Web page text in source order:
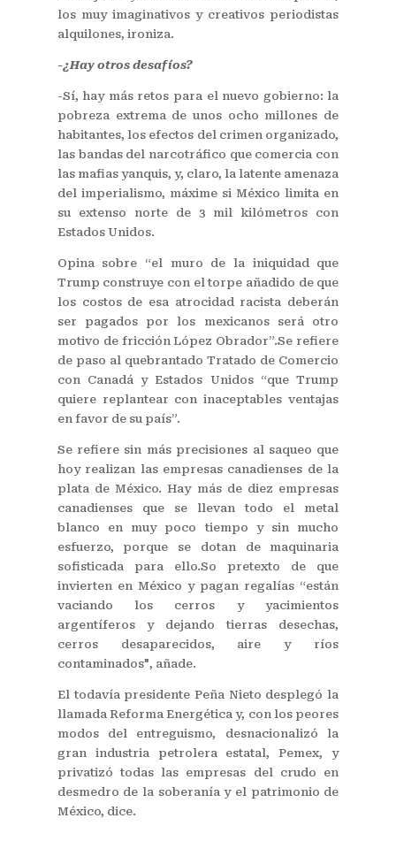
los muy imaginativos y creativos periodistas
alquilones, ironiza.
-¿Hay otros desafíos?
-Sí, hay más retos para el nuevo gobierno: la
pobreza extrema de unos ocho millones de
habitantes, los efectos del crimen organizado,
las bandas del narcotráfico que comercia con
las mafias yanquis, y, claro, la latente amenaza
del imperialismo, máxime si México limita en
su extenso norte de 3 mil kilómetros con
Estados Unidos.
Opina sobre “el muro de la iniquidad que
Trump construye con el torpe añadido de que
los costos de esa atrocidad racista deberán
ser pagados por los mexicanos será otro
motivo de fricción López Obrador”.Se refiere
de paso al quebrantado Tratado de Comercio
con Canadá y Estados Unidos “que Trump
quiere replantear con inaceptables ventajas
en favor de su país”.
Se refiere sin más precisiones al saqueo que
hoy realizan las empresas canadienses de la
plata de México. Hay más de diez empresas
canadienses que se llevan todo el metal
blanco en muy poco tiempo y sin mucho
esfuerzo, porque se dotan de maquinaria
sofisticada para ello.So pretexto de que
invierten en México y pagan regalías “están
vaciando los cerros y yacimientos
argentíferos y dejando tierras desechas,
cerros desaparecidos, aire y ríos
contaminados", añade.
El todavía presidente Peña Nieto desplegó la
llamada Reforma Energética y, con los peores
modos del entreguismo, desnacionalizó la
gran industria petrolera estatal, Pemex, y
privatizó todas las empresas del crudo en
desmedro de la soberanía y el patrimonio de
México, dice.